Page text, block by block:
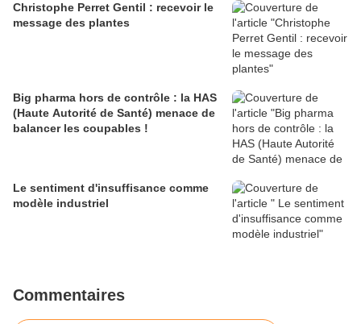
Christophe Perret Gentil : recevoir le
message des plantes
Big pharma hors de contrôle : la HAS
(Haute Autorité de Santé) menace de
balancer les coupables !
Le sentiment d'insuffisance comme
modèle industriel
Commentaires